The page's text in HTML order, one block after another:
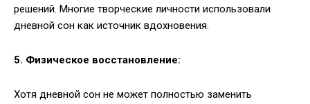
решений. Многие творческие личности использовали
дневной сон как источник вдохновения.
5. Физическое восстановление:
Хотя дневной сон не может полностью заменить